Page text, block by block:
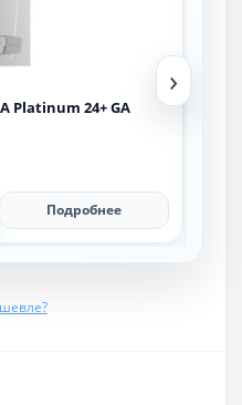
Platinum 24+ GA
Подробнее
›